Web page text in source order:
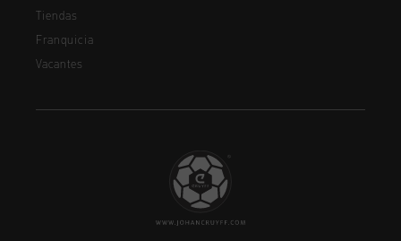
Tiendas
Franquicia
Vacantes